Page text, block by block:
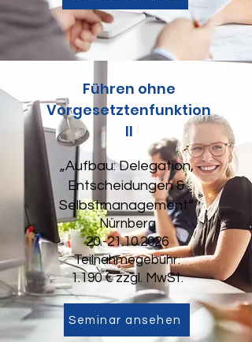
Führen ohne
Vorgesetztenfunktion
II
„Aufbau: Delegation,
Entscheidungen &
Selbstmanagement“
Nürnberg
20.-21.10.2026
Teilnahmegebühr:
1.190 € zzgl. MwSt.
Seminar ansehen